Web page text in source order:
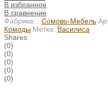
В избранное
В сравнение
Фабрика: : Сомово-Мебель
Комоды Метка: Василиса
Shares:
(0)
(0)
(0)
(0)
(0)